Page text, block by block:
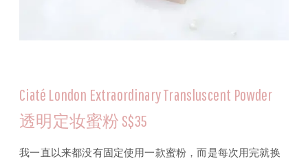
Ciaté London Extraordinary Transluscent Powder
透明定妆蜜粉 S$35
我一直以来都没有固定使用一款蜜粉，而是每次用完就换